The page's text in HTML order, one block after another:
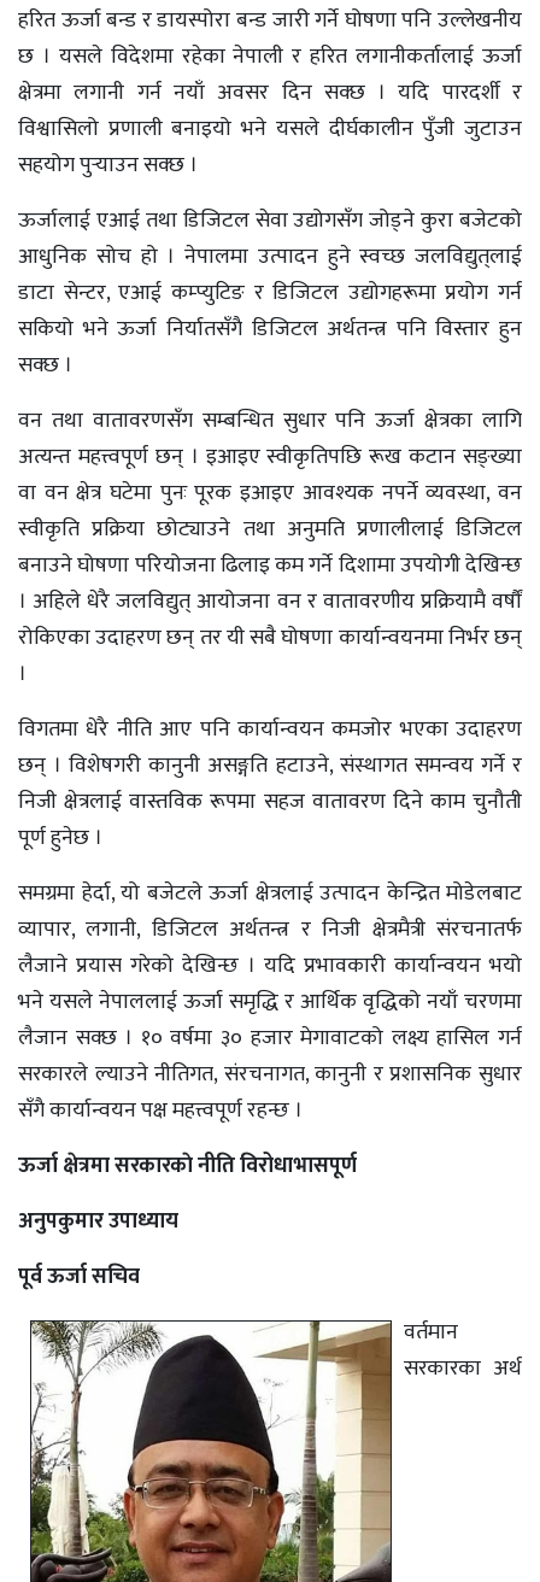
हरित ऊर्जा बन्ड र डायस्पोरा बन्ड जारी गर्ने घोषणा पनि उल्लेखनीय
छ । यसले विदेशमा रहेका नेपाली र हरित लगानीकर्तालाई ऊर्जा
क्षेत्रमा लगानी गर्न नयाँ अवसर दिन सक्छ । यदि पारदर्शी र
विश्वासिलो प्रणाली बनाइयो भने यसले दीर्घकालीन पुँजी जुटाउन
सहयोग पुर्‍याउन सक्छ ।
ऊर्जालाई एआई तथा डिजिटल सेवा उद्योगसँग जोड्ने कुरा बजेटको
आधुनिक सोच हो । नेपालमा उत्पादन हुने स्वच्छ जलविद्युत्‌लाई
डाटा सेन्टर, एआई कम्प्युटिङ र डिजिटल उद्योगहरूमा प्रयोग गर्न
सकियो भने ऊर्जा निर्यातसँगै डिजिटल अर्थतन्त्र पनि विस्तार हुन
सक्छ ।
वन तथा वातावरणसँग सम्बन्धित सुधार पनि ऊर्जा क्षेत्रका लागि
अत्यन्त महत्त्वपूर्ण छन् । इआइए स्वीकृतिपछि रूख कटान सङ्ख्या
वा वन क्षेत्र घटेमा पुनः पूरक इआइए आवश्यक नपर्ने व्यवस्था, वन
स्वीकृति प्रक्रिया छोट्याउने तथा अनुमति प्रणालीलाई डिजिटल
बनाउने घोषणा परियोजना ढिलाइ कम गर्ने दिशामा उपयोगी देखिन्छ
। अहिले धेरै जलविद्युत् आयोजना वन र वातावरणीय प्रक्रियामै वर्षौं
रोकिएका उदाहरण छन् तर यी सबै घोषणा कार्यान्वयनमा निर्भर छन्
।
विगतमा धेरै नीति आए पनि कार्यान्वयन कमजोर भएका उदाहरण
छन् । विशेषगरी कानुनी असङ्गति हटाउने, संस्थागत समन्वय गर्ने र
निजी क्षेत्रलाई वास्तविक रूपमा सहज वातावरण दिने काम चुनौती
पूर्ण हुनेछ ।
समग्रमा हेर्दा, यो बजेटले ऊर्जा क्षेत्रलाई उत्पादन केन्द्रित मोडेलबाट
व्यापार, लगानी, डिजिटल अर्थतन्त्र र निजी क्षेत्रमैत्री संरचनातर्फ
लैजाने प्रयास गरेको देखिन्छ । यदि प्रभावकारी कार्यान्वयन भयो
भने यसले नेपाललाई ऊर्जा समृद्धि र आर्थिक वृद्धिको नयाँ चरणमा
लैजान सक्छ । १० वर्षमा ३० हजार मेगावाटको लक्ष्य हासिल गर्न
सरकारले ल्याउने नीतिगत, संरचनागत, कानुनी र प्रशासनिक सुधार
सँगै कार्यान्वयन पक्ष महत्त्वपूर्ण रहन्छ ।
ऊर्जा क्षेत्रमा सरकारकाे नीति विरोधाभासपूर्ण
अनुपकुमार उपाध्याय
पूर्व ऊर्जा सचिव
वर्तमान
सरकारका अर्थ